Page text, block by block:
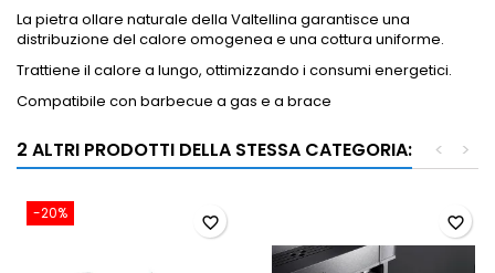
La pietra ollare naturale della Valtellina garantisce una
distribuzione del calore omogenea e una cottura uniforme.
Trattiene il calore a lungo, ottimizzando i consumi energetici.
Compatibile con barbecue a gas e a brace
2 ALTRI PRODOTTI DELLA STESSA CATEGORIA: >
<
-20% favorite_border favorite_border